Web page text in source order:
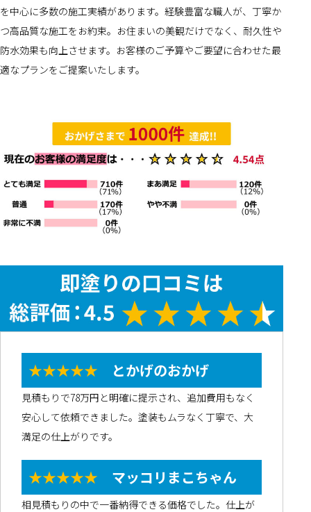
を中心に多数の施工実績があります。経験豊富な職人が、丁寧か
つ高品質な施工をお約束。お住まいの美観だけでなく、耐久性や
防水効果も向上させます。お客様のご予算やご要望に合わせた最
適なプランをご提案いたします。
★★★★★ とかげのおかげ
見積もりで78万円と明確に提示され、追加費用もなく
安心して依頼できました。塗装もムラなく丁寧で、大
満足の仕上がりです。
★★★★★ マッコリまこちゃん
相見積もりの中で一番納得できる価格でした。仕上が